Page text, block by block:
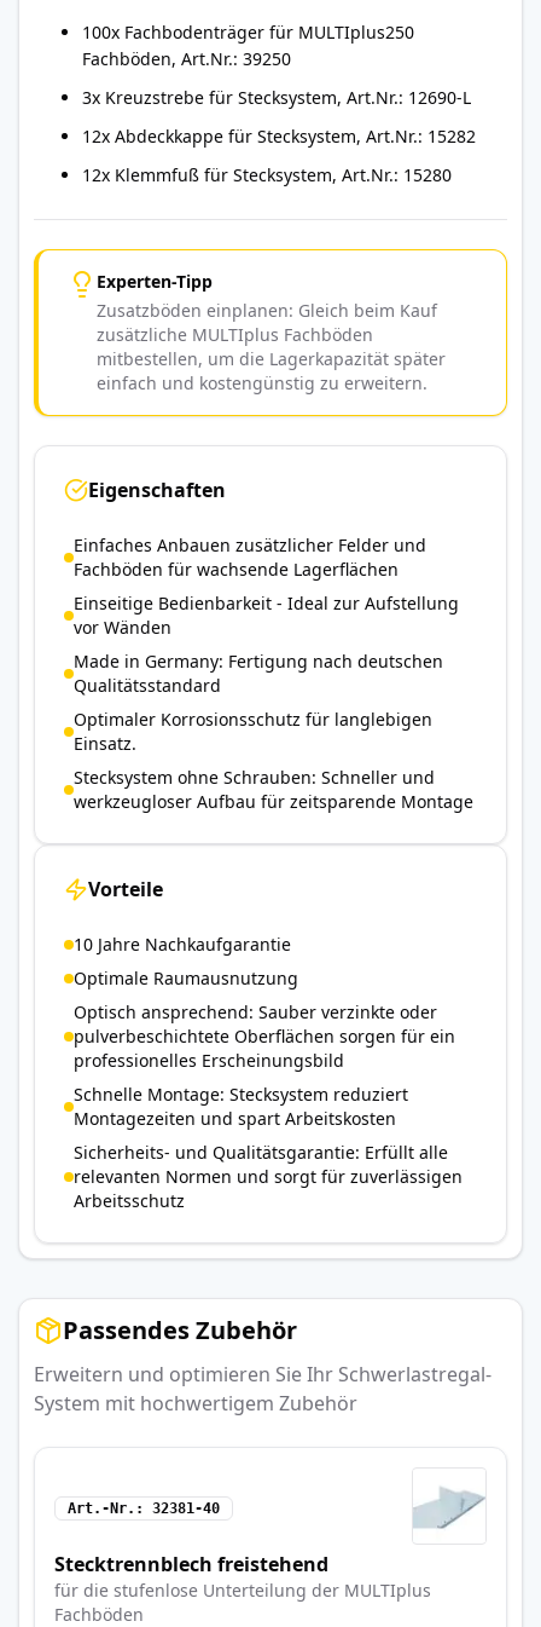
100x Fachbodenträger für MULTIplus250
Fachböden, Art.Nr.: 39250
3x Kreuzstrebe für Stecksystem, Art.Nr.: 12690-L
12x Abdeckkappe für Stecksystem, Art.Nr.: 15282
12x Klemmfuß für Stecksystem, Art.Nr.: 15280
Experten-Tipp
Zusatzböden einplanen: Gleich beim Kauf
zusätzliche MULTIplus Fachböden
mitbestellen, um die Lagerkapazität später
einfach und kostengünstig zu erweitern.
Eigenschaften
Einfaches Anbauen zusätzlicher Felder und
Fachböden für wachsende Lagerflächen
Einseitige Bedienbarkeit - Ideal zur Aufstellung
vor Wänden
Made in Germany: Fertigung nach deutschen
Qualitätsstandard
Optimaler Korrosionsschutz für langlebigen
Einsatz.
Stecksystem ohne Schrauben: Schneller und
werkzeugloser Aufbau für zeitsparende Montage
Vorteile
10 Jahre Nachkaufgarantie
Optimale Raumausnutzung
Optisch ansprechend: Sauber verzinkte oder
pulverbeschichtete Oberflächen sorgen für ein
professionelles Erscheinungsbild
Schnelle Montage: Stecksystem reduziert
Montagezeiten und spart Arbeitskosten
Sicherheits- und Qualitätsgarantie: Erfüllt alle
relevanten Normen und sorgt für zuverlässigen
Arbeitsschutz
Passendes Zubehör
Erweitern und optimieren Sie Ihr Schwerlastregal-
System mit hochwertigem Zubehör
Art.-Nr. 32381-40
Stecktrennblech freistehend
für die stufenlose Unterteilung der MULTIplus
Fachböden